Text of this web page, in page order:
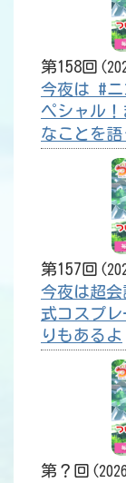
第158回
今夜は #ニ
ペシャル
なことを
第157回
今夜は超
式コスプ
りもあるよ
第？回